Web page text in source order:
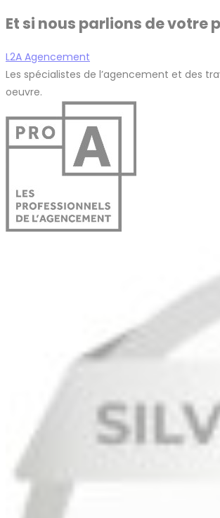
Et si nous parlions de votre
L2A Agencement
Les spécialistes de l’agencement et des
oeuvre.